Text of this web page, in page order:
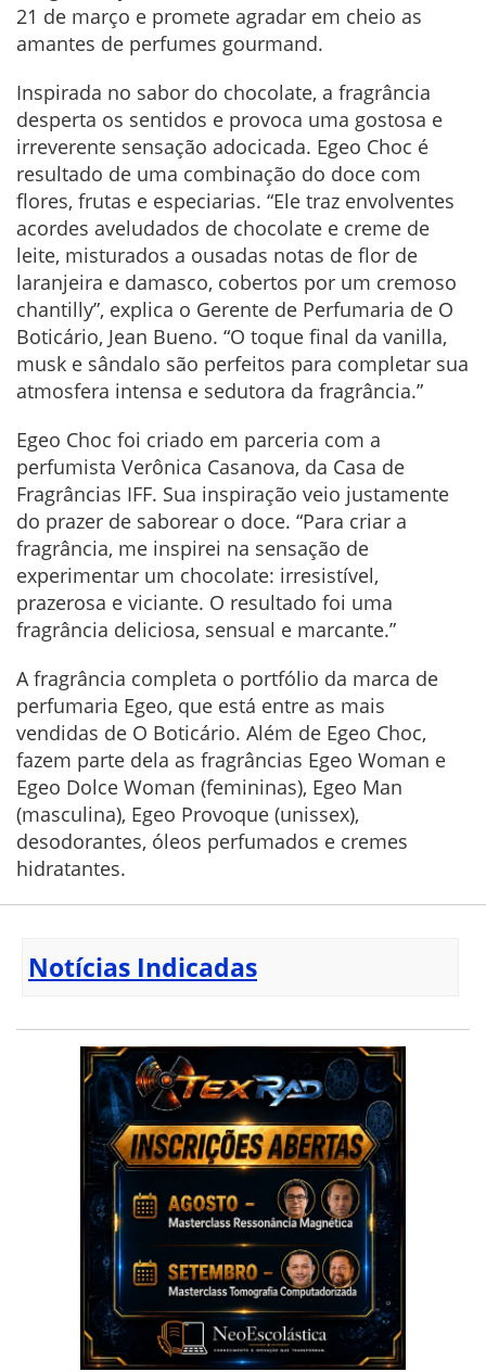
21 de março e promete agradar em cheio as
amantes de perfumes gourmand.
Inspirada no sabor do chocolate, a fragrância
desperta os sentidos e provoca uma gostosa e
irreverente sensação adocicada. Egeo Choc é
resultado de uma combinação do doce com
flores, frutas e especiarias. “Ele traz envolventes
acordes aveludados de chocolate e creme de
leite, misturados a ousadas notas de flor de
laranjeira e damasco, cobertos por um cremoso
chantilly”, explica o Gerente de Perfumaria de O
Boticário, Jean Bueno. “O toque final da vanilla,
musk e sândalo são perfeitos para completar sua
atmosfera intensa e sedutora da fragrância.”
Egeo Choc foi criado em parceria com a
perfumista Verônica Casanova, da Casa de
Fragrâncias IFF. Sua inspiração veio justamente
do prazer de saborear o doce. “Para criar a
fragrância, me inspirei na sensação de
experimentar um chocolate: irresistível,
prazerosa e viciante. O resultado foi uma
fragrância deliciosa, sensual e marcante.”
A fragrância completa o portfólio da marca de
perfumaria Egeo, que está entre as mais
vendidas de O Boticário. Além de Egeo Choc,
fazem parte dela as fragrâncias Egeo Woman e
Egeo Dolce Woman (femininas), Egeo Man
(masculina), Egeo Provoque (unissex),
desodorantes, óleos perfumados e cremes
hidratantes.
Notícias Indicadas